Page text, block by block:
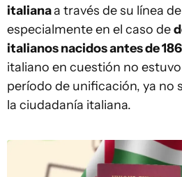
italianaa través de su línea
especialmente en el caso de
italianos nacidos antes de
italiano en cuestión no estuvo
período de unificación, ya no
la ciudadanía italiana.